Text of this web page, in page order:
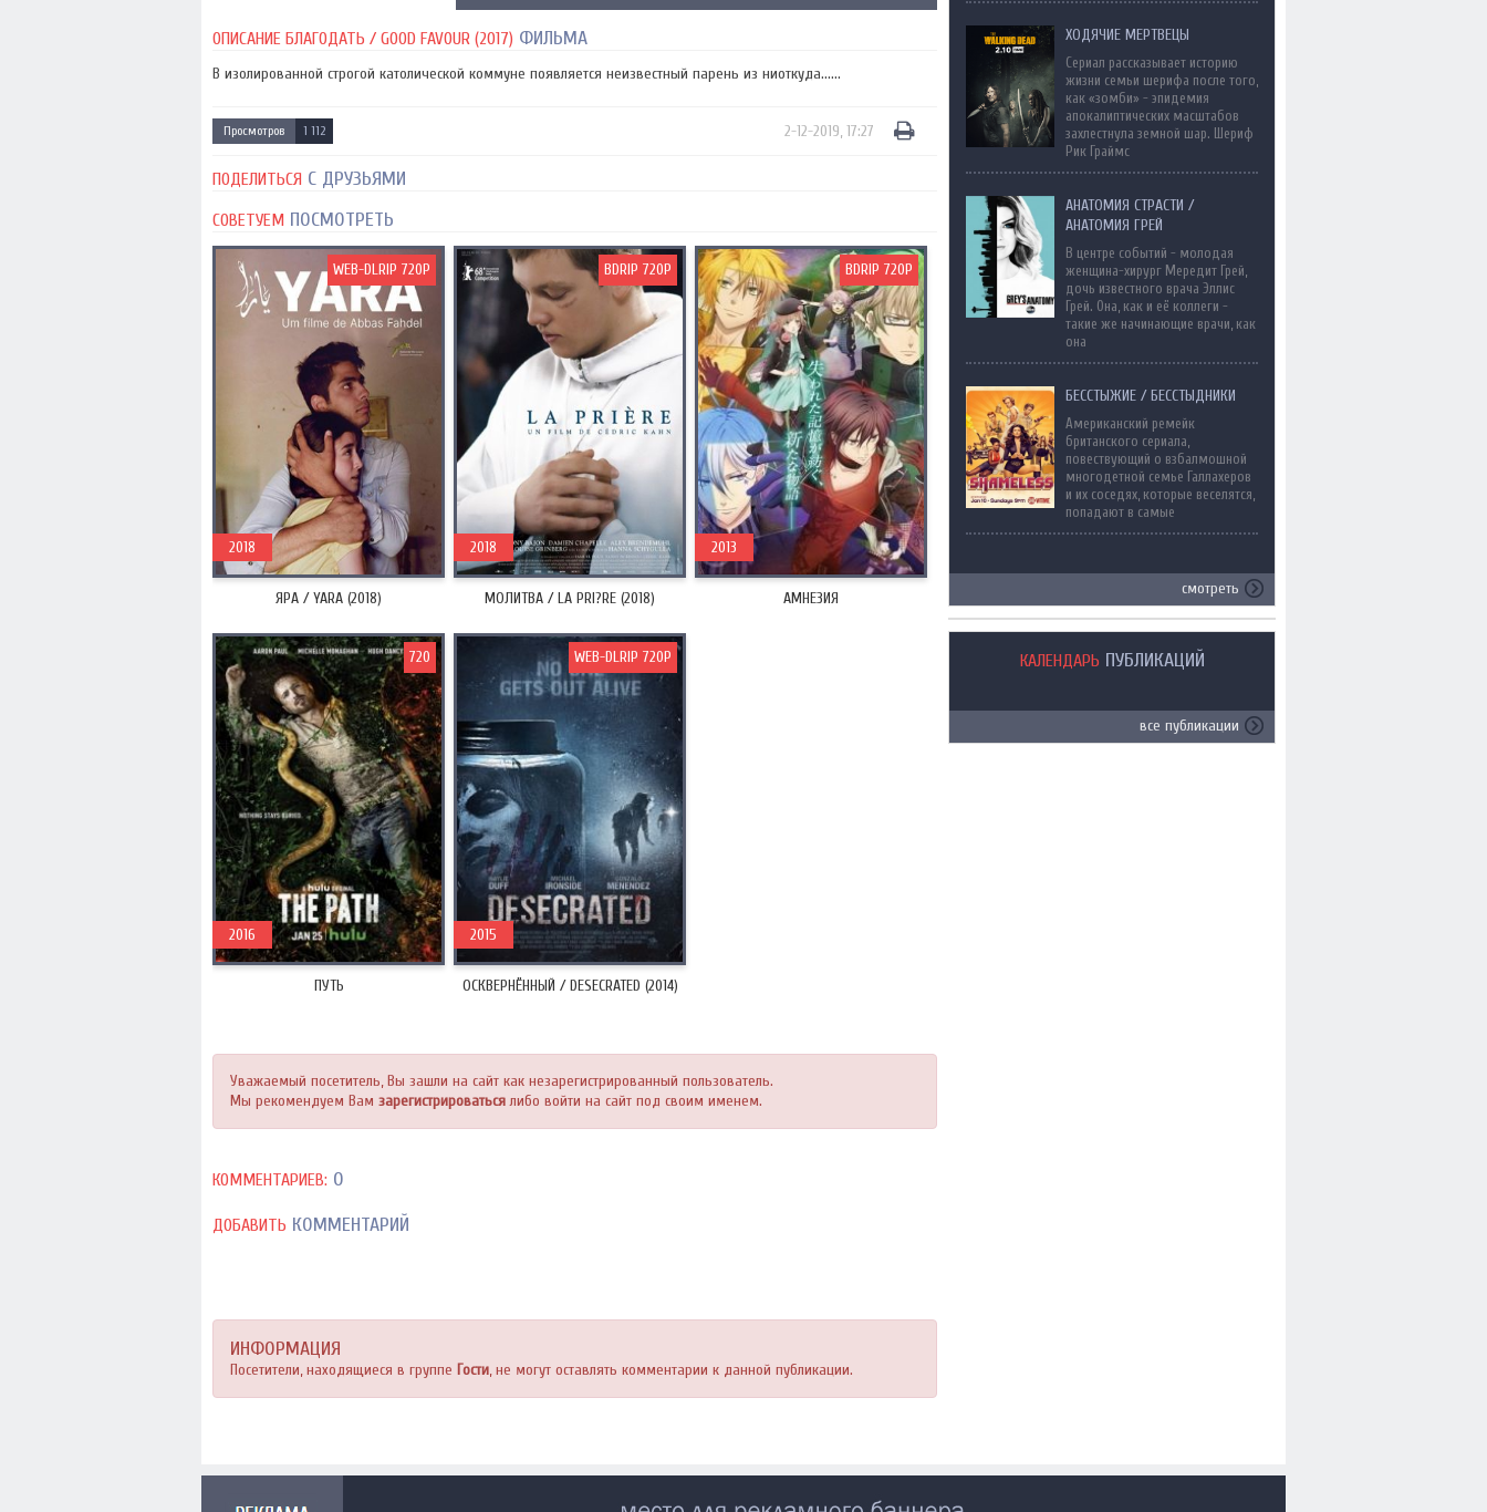
ОПИСАНИЕ БЛАГОДАТЬ / GOOD FAVOUR (2017) ФИЛЬМА
В изолированной строгой католической коммуне появляется неизвестный парень из ниоткуда......
Просмотров 1 112 2-12-2019, 17:27
ПОДЕЛИТЬСЯ С ДРУЗЬЯМИ
СОВЕТУЕМ ПОСМОТРЕТЬ
ЯРА / YARA (2018)
2018
WEB-DLRIP 720P
МОЛИТВА / LA PRI?RE (2018)
2018
BDRIP 720P
АМНЕЗИЯ
2013
BDRIP 720P
ПУТЬ
2016
720
ОСКВЕРНЁННЫЙ / DESECRATED (2014)
2015
WEB-DLRIP 720P
Уважаемый посетитель, Вы зашли на сайт как незарегистрированный пользователь.
Мы рекомендуем Вам зарегистрироватьсялибо войти на сайт под своим именем.
КОММЕНТАРИЕВ: 0
ДОБАВИТЬ КОММЕНТАРИЙ
ИНФОРМАЦИЯ
Посетители, находящиеся в группе Гости, не могут оставлять комментарии к данной публикации.
ХОДЯЧИЕ МЕРТВЕЦЫ
Сериал рассказывает историю
жизни семьи шерифа после того,
как «зомби» - эпидемия
апокалиптических масштабов
захлестнула земной шар. Шериф
Рик Граймс
АНАТОМИЯ СТРАСТИ /
АНАТОМИЯ ГРЕЙ
В центре событий - молодая
женщина-хирург Мередит Грей,
дочь известного врача Эллис
Грей. Она, как и её коллеги -
такие же начинающие врачи, как
она
БЕССТЫЖИЕ / БЕССТЫДНИКИ
Американский ремейк
британского сериала,
повествующий о взбалмошной
многодетной семье Галлахеров
и их соседях, которые веселятся,
попадают в самые
смотреть
КАЛЕНДАРЬ ПУБЛИКАЦИЙ
все публикации